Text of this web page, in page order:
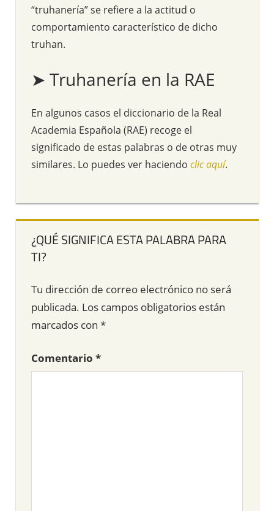
“truhanería” se refiere a la actitud o
comportamiento característico de dicho
truhan.
➤ Truhanería en la RAE
En algunos casos el diccionario de la Real
Academia Española (RAE) recoge el
significado de estas palabras o de otras muy
similares. Lo puedes ver haciendo clic aquí.
¿QUÉ SIGNIFICA ESTA PALABRA PARA
TI?
Tu dirección de correo electrónico no será
publicada. Los campos obligatorios están
marcados con *
Comentario *